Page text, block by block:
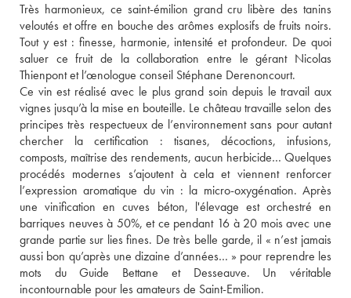
Très harmonieux, ce saint-émilion grand cru libère des tanins
veloutés et offre en bouche des arômes explosifs de fruits noirs.
Tout y est : finesse, harmonie, intensité et profondeur. De quoi
saluer ce fruit de la collaboration entre le gérant Nicolas
Thienpont et l’œnologue conseil Stéphane Derenoncourt.
Ce vin est réalisé avec le plus grand soin depuis le travail aux
vignes jusqu’à la mise en bouteille. Le château travaille selon des
principes très respectueux de l’environnement sans pour autant
chercher la certification : tisanes, décoctions, infusions,
composts, maîtrise des rendements, aucun herbicide… Quelques
procédés modernes s’ajoutent à cela et viennent renforcer
l’expression aromatique du vin : la micro-oxygénation. Après
une vinification en cuves béton, l'élevage est orchestré en
barriques neuves à 50%, et ce pendant 16 à 20 mois avec une
grande partie sur lies fines. De très belle garde, il « n’est jamais
aussi bon qu’après une dizaine d’années… » pour reprendre les
mots du Guide Bettane et Desseauve. Un véritable
incontournable pour les amateurs de Saint-Emilion.